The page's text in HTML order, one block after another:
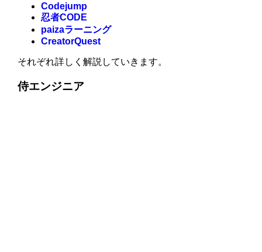
Codejump
忍者CODE
paizaラーニング
CreatorQuest
それぞれ詳しく解説していきます。
侍エンジニア